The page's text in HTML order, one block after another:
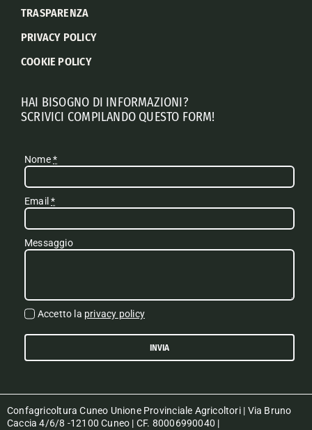
TRASPARENZA
PRIVACY POLICY
COOKIE POLICY
HAI BISOGNO DI INFORMAZIONI?
SCRIVICI COMPILANDO QUESTO FORM!
Nome*
Email*
Messaggio
Accetto la privacy policy
INVIA
Confagricoltura Cuneo Unione Provinciale Agricoltori | Via Bruno
Caccia 4/6/8 -12100 Cuneo | CF. 80006990040 |